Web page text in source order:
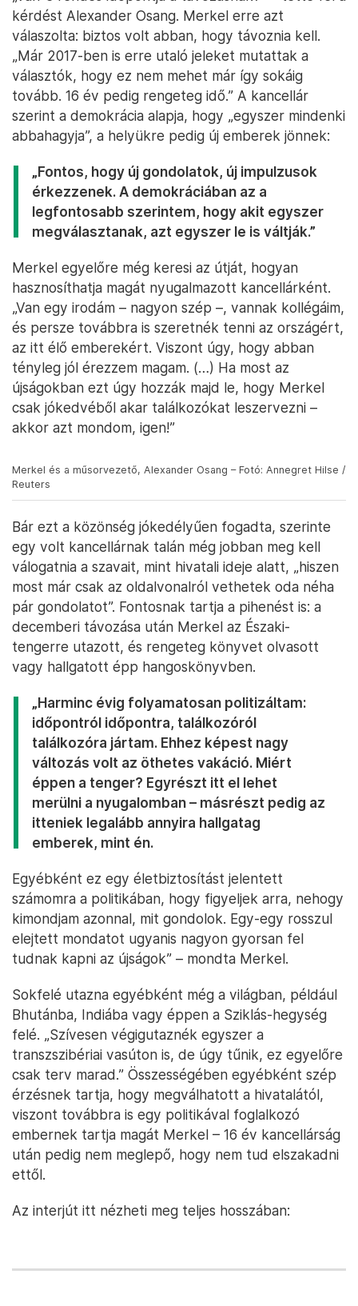
kérdést Alexander Osang. Merkel erre azt
válaszolta: biztos volt abban, hogy távoznia kell.
„Már 2017-ben is erre utaló jeleket mutattak a
választók, hogy ez nem mehet már így sokáig
tovább. 16 év pedig rengeteg idő.” A kancellár
szerint a demokrácia alapja, hogy „egyszer mindenki
abbahagyja”, a helyükre pedig új emberek jönnek:
„Fontos, hogy új gondolatok, új impulzusok
érkezzenek. A demokráciában az a
legfontosabb szerintem, hogy akit egyszer
megválasztanak, azt egyszer le is váltják.”
Merkel egyelőre még keresi az útját, hogyan
hasznosíthatja magát nyugalmazott kancellárként.
„Van egy irodám – nagyon szép –, vannak kollégáim,
és persze továbbra is szeretnék tenni az országért,
az itt élő emberekért. Viszont úgy, hogy abban
tényleg jól érezzem magam. (…) Ha most az
újságokban ezt úgy hozzák majd le, hogy Merkel
csak jókedvéből akar találkozókat leszervezni –
akkor azt mondom, igen!”
Merkel és a műsorvezető, Alexander Osang – Fotó: Annegret Hilse /
Reuters
Bár ezt a közönség jókedélyűen fogadta, szerinte
egy volt kancellárnak talán még jobban meg kell
válogatnia a szavait, mint hivatali ideje alatt, „hiszen
most már csak az oldalvonalról vethetek oda néha
pár gondolatot”. Fontosnak tartja a pihenést is: a
decemberi távozása után Merkel az Északi-
tengerre utazott, és rengeteg könyvet olvasott
vagy hallgatott épp hangoskönyvben.
„Harminc évig folyamatosan politizáltam:
időpontról időpontra, találkozóról
találkozóra jártam. Ehhez képest nagy
változás volt az öthetes vakáció. Miért
éppen a tenger? Egyrészt itt el lehet
merülni a nyugalomban – másrészt pedig az
itteniek legalább annyira hallgatag
emberek, mint én.
Egyébként ez egy életbiztosítást jelentett
számomra a politikában, hogy figyeljek arra, nehogy
kimondjam azonnal, mit gondolok. Egy-egy rosszul
elejtett mondatot ugyanis nagyon gyorsan fel
tudnak kapni az újságok” – mondta Merkel.
Sokfelé utazna egyébként még a világban, például